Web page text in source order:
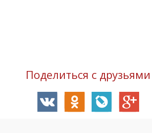
Поделиться с друзьями